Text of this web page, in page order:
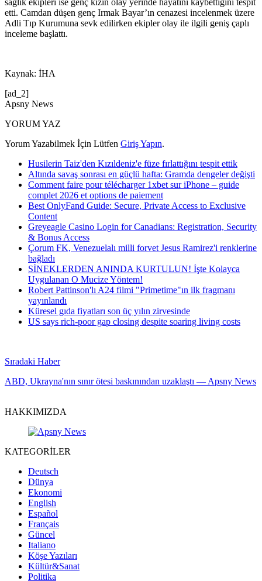
etti. Camdan düşen genç Irmak Bayar’ın cenazesi incelenmek üzere
Adli Tıp Kurumuna sevk edilirken ekipler olay ile ilgili geniş çaplı
inceleme başlattı.
Kaynak: İHA
[ad_2]
Apsny News
YORUM YAZ
Yorum Yazabilmek İçin Lütfen Giriş Yapın.
Husilerin Taiz'den Kızıldeniz'e füze fırlattığını tespit ettik
Altında savaş sonrası en güçlü hafta: Gramda dengeler değişti
Comment faire pour télécharger 1xbet sur iPhone – guide
complet 2026 et options de paiement
Best OnlyFand Guide: Secure, Private Access to Exclusive
Content
Greyeagle Casino Login for Canadians: Registration, Security
& Bonus Access
Çorum FK, Venezuelalı milli forvet Jesus Ramirez'i renklerine
bağladı
SİNEKLERDEN ANINDA KURTULUN! İşte Kolayca
Uygulanan O Mucize Yöntem!
Robert Pattinson'lı A24 filmi "Primetime"ın ilk fragmanı
yayınlandı
Küresel gıda fiyatları son üç yılın zirvesinde
US says rich-poor gap closing despite soaring living costs
Sıradaki Haber
ABD, Ukrayna'nın sınır ötesi baskınından uzaklaştı — Apsny News
HAKKIMIZDA
KATEGORİLER
Deutsch
Dünya
Ekonomi
English
Español
Français
Güncel
Italiano
Köşe Yazıları
Kültür&Sanat
Politika